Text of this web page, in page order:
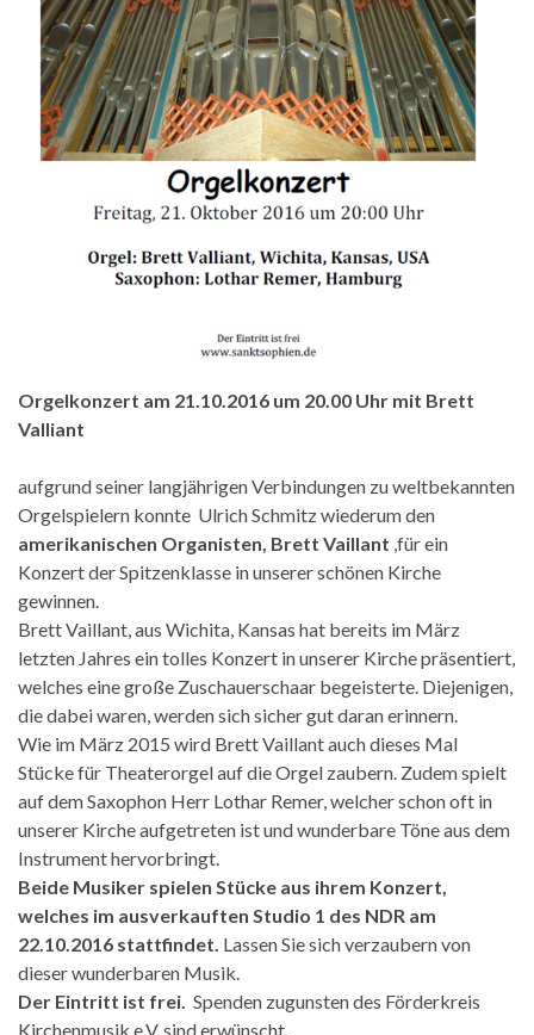
Orgelkonzert am 21.10.2016 um 20.00 Uhr mit Brett
Valliant
aufgrund seiner langjährigen Verbindungen zu weltbekannten
Orgelspielern konnte Ulrich Schmitz wiederum den
amerikanischen Organisten, Brett Vaillant ,für ein
Konzert der Spitzenklasse in unserer schönen Kirche
gewinnen.
Brett Vaillant, aus Wichita, Kansas hat bereits im März
letzten Jahres ein tolles Konzert in unserer Kirche präsentiert,
welches eine große Zuschauerschaar begeisterte. Diejenigen,
die dabei waren, werden sich sicher gut daran erinnern.
Wie im März 2015 wird Brett Vaillant auch dieses Mal
Stücke für Theaterorgel auf die Orgel zaubern. Zudem spielt
auf dem Saxophon Herr Lothar Remer, welcher schon oft in
unserer Kirche aufgetreten ist und wunderbare Töne aus dem
Instrument hervorbringt.
Beide Musiker spielen Stücke aus ihrem Konzert,
welches im ausverkauften Studio 1 des NDR am
22.10.2016 stattfindet. Lassen Sie sich verzaubern von
dieser wunderbaren Musik.
Der Eintritt ist frei. Spenden zugunsten des Förderkreis
Kirchenmusik e.V. sind erwünscht.